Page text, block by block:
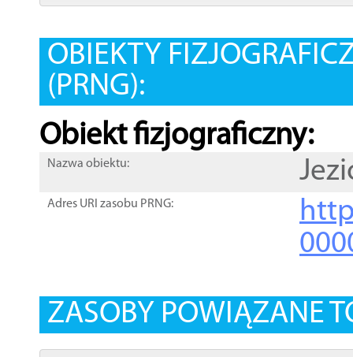
OBIEKTY
(PRNG):
Obiekt fizjograficzny:
Nazwa obiektu:
Adres URI zasobu PRNG:
ZASOBY POWIĄZANE